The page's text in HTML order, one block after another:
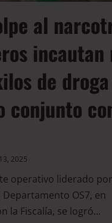
al
incautan
de
conjunto
2025
operativo liderado por
OS7, en
la Fiscalía, se logró...